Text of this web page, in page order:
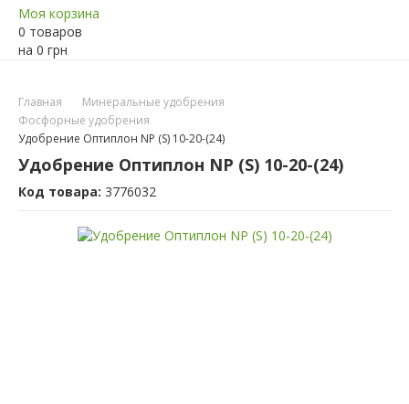
Моя корзина
0 товаров
на 0 грн
Главная
Минеральные удобрения
Фосфорные удобрения
Удобрение Оптиплон NP (S) 10-20-(24)
Удобрение Оптиплон NP (S) 10-20-(24)
Код товара: 3776032